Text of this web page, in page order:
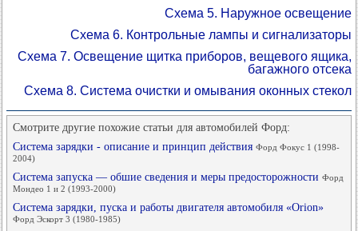
Схема 5. Наружное освещение
Схема 6. Контрольные лампы и сигнализаторы
Схема 7. Освещение щитка приборов, вещевого ящика,
багажного отсека
Схема 8. Система очистки и омывания оконных стекол
Смотрите другие похожие статьи для автомобилей Форд:
Система зарядки - описание и принцип действия Форд Фокус 1 (1998-
2004)
Система запуска — обшие сведения и меры предосторожности Форд
Мондео 1 и 2 (1993-2000)
Система зарядки, пуска и работы двигателя автомобиля «Orion»
Форд Эскорт 3 (1980-1985)